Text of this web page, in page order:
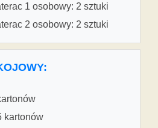
1 osobowy: 2 sztuki
2 osobowy: 2 sztuki
kartonów